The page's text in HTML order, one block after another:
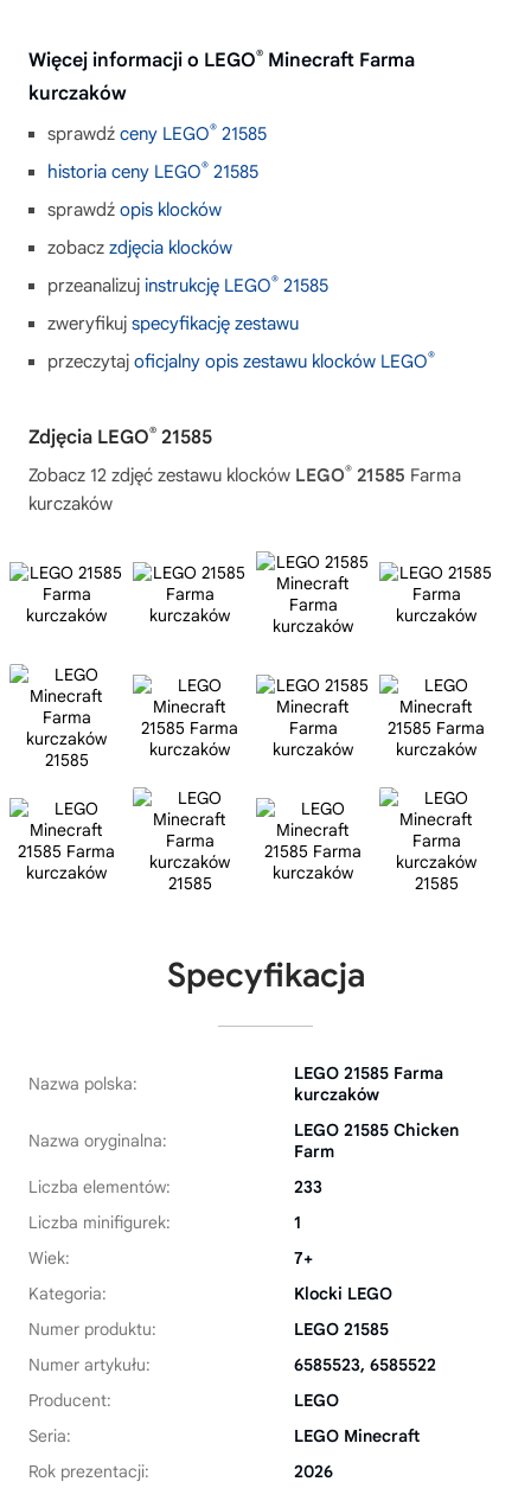
Więcej informacji o LEGO® Minecraft Farma
kurczaków
sprawdź ceny LEGO® 21585
historia ceny LEGO® 21585
sprawdź opis klocków
zobacz zdjęcia klocków
przeanalizuj instrukcję LEGO® 21585
zweryfikuj specyfikację zestawu
przeczytaj oficjalny opis zestawu klocków LEGO®
Zdjęcia LEGO® 21585
Zobacz 12 zdjęć zestawu klocków LEGO® 21585 Farma
kurczaków
Specyfikacja
Nazwa polska:
LEGO 21585 Farma
kurczaków
Nazwa oryginalna:
LEGO 21585 Chicken
Farm
Liczba elementów:
233
Liczba minifigurek:
1
Wiek:
7+
Kategoria:
Klocki LEGO
Numer produktu:
LEGO 21585
Numer artykułu:
6585523, 6585522
Producent:
LEGO
Seria:
LEGO Minecraft
Rok prezentacji:
2026